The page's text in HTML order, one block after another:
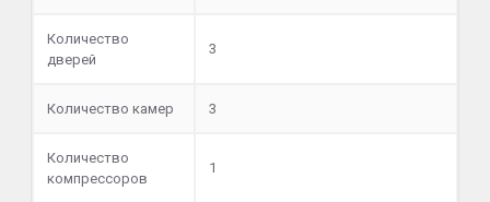
Количество
дверей
3
Количество камер 3
Количество
компрессоров
1